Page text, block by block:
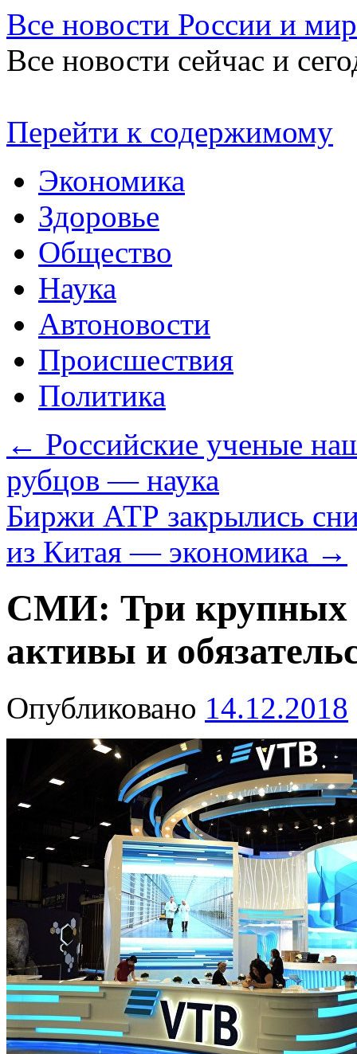
Все новости России и
Все новости сейчас и
Перейти к содержимому
Экономика
Здоровье
Общество
Наука
Автоновости
Происшествия
Политика
← Российские ученые
рубцов — наука
Биржи АТР закрылись
из Китая — экономика →
СМИ: Три крупных
активы и
Опубликовано 14.12.2018